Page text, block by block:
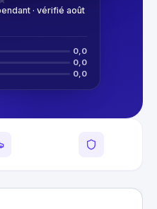
· vérifié août
0,0
0,0
0,0